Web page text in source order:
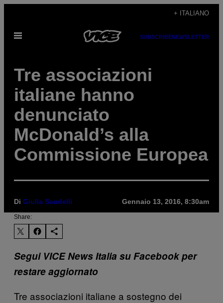
contenuto
+ ITALIANO
Apri
SUBSCRIBENEWSLETTER
Tre associazioni
italiane hanno
denunciato
McDonald’s alla
Commissione Europea
Di Giulia Saudelli Gennaio 13, 2016, 8:30am
Share:
Segui VICE News Italia su Facebook per
restare aggiornato
Tre associazioni italiane a sostegno dei